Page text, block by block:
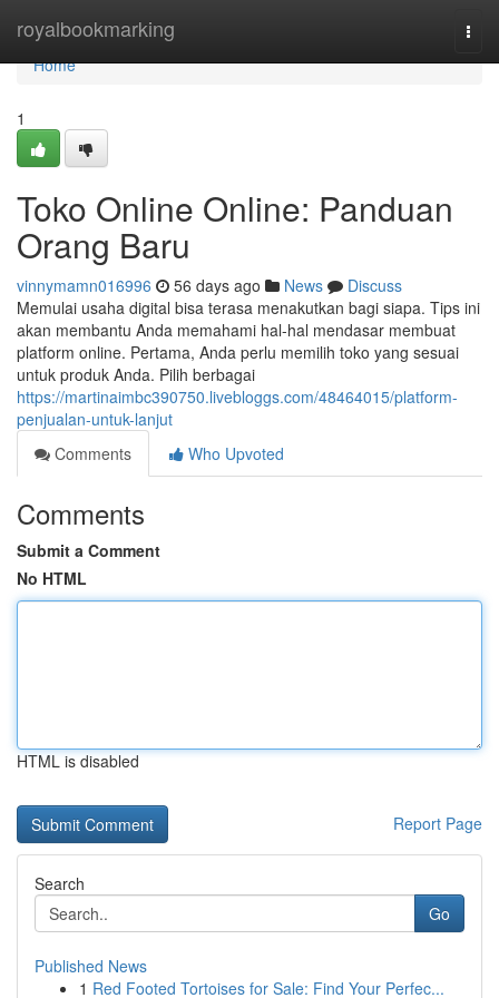
royalbookmarking
Home
Home
1
Toko Online Online: Panduan
Orang Baru
vinnymamn016996 56 days ago News
Discuss
Memulai usaha digital bisa terasa menakutkan bagi siapa. Tips ini
akan membantu Anda memahami hal-hal mendasar membuat
platform online. Pertama, Anda perlu memilih toko yang sesuai
untuk produk Anda. Pilih berbagai
https://martinaimbc390750.livebloggs.com/48464015/platform-
penjualan-untuk-lanjut
Comments
Who Upvoted
Comments
Submit a Comment
No HTML
HTML is disabled
Report Page
Search
Go
Published News
1 Red Footed Tortoises for Sale: Find Your Perfec...